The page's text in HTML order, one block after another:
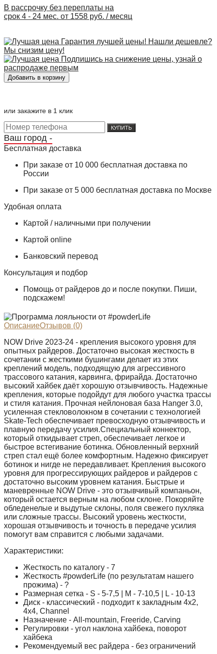
В рассрочку без переплаты на
срок 4 - 24 мес. от 1558 руб. / месяц
Гарантия лучшей цены! Нашли дешевле?
Мы снизим цену!
Подпишись на снижение цены, узнай о
распродаже первым
или закажите в 1 клик
КУПИТЬ
Ваш город -
Бесплатная доставка
При заказе от 10 000 бесплатная доставка по
России
При заказе от 5 000 бесплатная доставка по Москве
Удобная оплата
Картой / наличными при получении
Картой online
Банковский перевод
Консультация и подбор
Помощь от райдеров до и после покупки. Пиши,
подскажем!
ОписаниеОтзывов (0)
NOW Drive 2023-24 - крепления высокого уровня для
опытных райдеров. Достаточно высокая жесткость в
сочетании с жесткими бушингами делает из этих
креплений модель, подходящую для агрессивного
трассового катания, карвинга, фрирайда. Достаточно
высокий хайбек даёт хорошую отзывчивость. Надежные
крепления, которые подойдут для любого участка трассы
и стиля катания. Прочная нейлоновая база Hanger 3.0,
усиленная стекловолокном в сочетании с технологией
Skate-Tech обеспечивает превосходную отзывчивость и
плавную передачу усилия.Специальный коннектор,
который откидывает стреп, обеспечивает легкое и
быстрое встегивание ботинка. Обновленный верхний
стреп стал ещё более комфортным. Надежно фиксирует
ботинок и нигде не передавливает. Крепления высокого
уровня для прогрессирующих райдеров и райдеров с
достаточно высоким уровнем катания. Быстрые и
маневренные NOW Drive - это отзывчивый компаньон,
который остается верным на любом склоне. Покоряйте
обледенелые и выдутые склоны, поля свежего пухляка
или сложные трассы. Высокий уровень жесткости,
хорошая отзывчивость и точность в передаче усилия
помогут вам справится с любыми задачами.
Характеристики:
Жесткость по каталогу - 7
Жесткость #powderLife (по результатам нашего
прожима) - ?
Размерная сетка - S - 5-7,5 | M - 7-10,5 | L - 10-13
Диск - классический - подходит к закладным 4x2,
4x4, Channel
Назначение - All-mountain, Freeride, Carving
Регулировки - угол наклона хайбека, поворот
хайбека
Рекомендуемый вес райдера - без ограничений